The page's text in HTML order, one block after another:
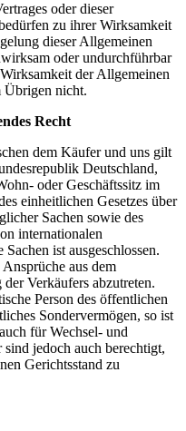
oder dieser
zu ihrer Wirksamkeit
dieser Allgemeinen
oder undurchführbar
der Allgemeinen
Übrigen nicht.
Recht
dem Käufer und uns gilt
Deutschland,
oder Geschäftssitz im
einheitlichen Gesetzes über
Sachen sowie des
internationalen
ist ausgeschlossen.
aus dem
Verkäufers abzutreten.
Person des öffentlichen
Sondervermögen, so ist
für Wechsel- und
jedoch auch berechtigt,
Gerichtsstand zu